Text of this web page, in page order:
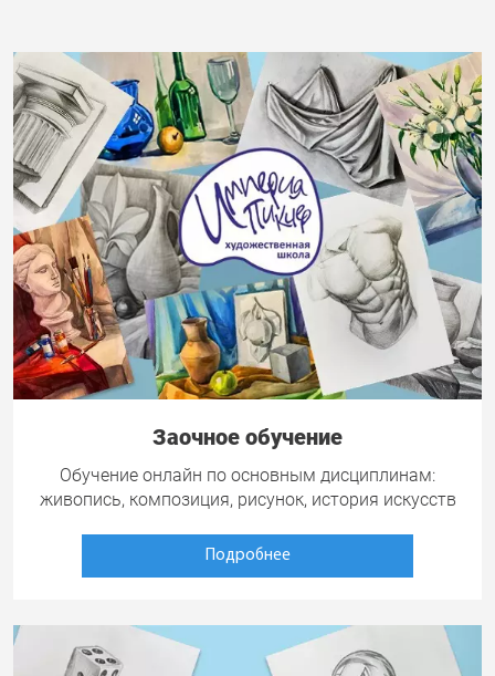
Заочное обучение
Обучение онлайн по основным дисциплинам:
живопись, композиция, рисунок, история искусств
Подробнее